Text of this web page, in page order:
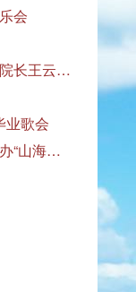
会
【河洛大讲堂】河南科技大学人文学院副院长王云红教授应邀作专题讲座
歌会
鸿都书院二号学生社区与音乐学院联合举办“山海诗恋”合唱思政汇报音乐会